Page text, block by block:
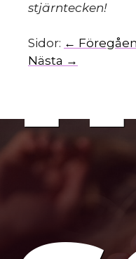
stjärntecken!
Sidor: ←
Nästa →